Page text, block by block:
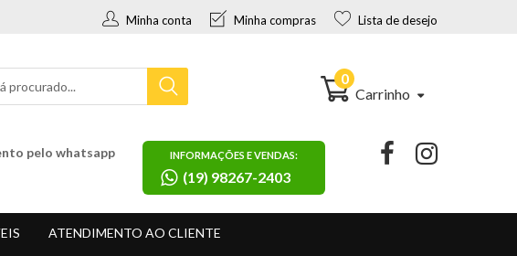
Minha conta Minha compras Lista de desejo
Carrinho
0
pelo whatsapp INFORMAÇÕES E VENDAS:
(19) 98267-2403
ATENDIMENTO AO CLIENTE